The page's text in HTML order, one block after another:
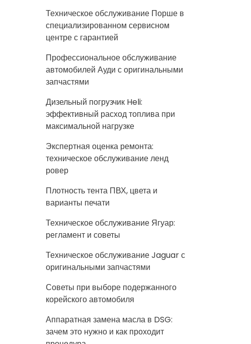
Техническое обслуживание Порше в
специализированном сервисном
центре с гарантией
Профессиональное обслуживание
автомобилей Ауди с оригинальными
запчастями
Дизельный погрузчик Heli:
эффективный расход топлива при
максимальной нагрузке
Экспертная оценка ремонта:
техническое обслуживание ленд
ровер
Плотность тента ПВХ, цвета и
варианты печати
Техническое обслуживание Ягуар:
регламент и советы
Техническое обслуживание Jaguar с
оригинальными запчастями
Советы при выборе подержанного
корейского автомобиля
Аппаратная замена масла в DSG:
зачем это нужно и как проходит